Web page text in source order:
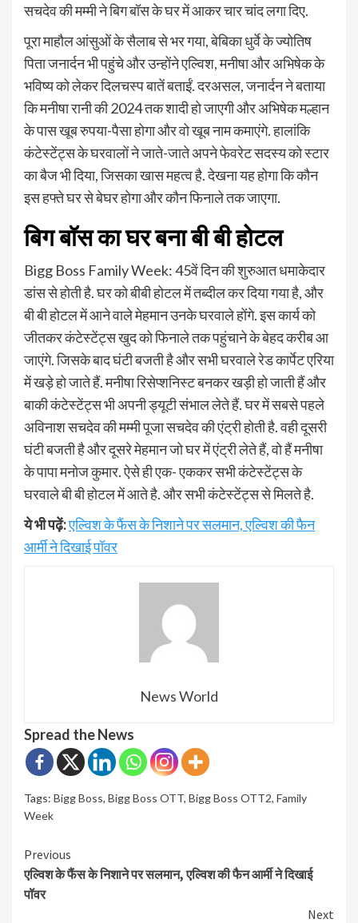
सचदेव की मम्मी ने बिग बॉस के घर में आकर चार चांद लगा दिए.
पूरा माहौल आंसुओं के सैलाब से भर गया, बेबिका धुर्वे के ज्योतिष
पिता जनार्दन भी पहुंचे और उन्होंने एल्विश, मनीषा और अभिषेक के
भविष्य को लेकर दिलचस्प बातें बताईं. दरअसल, जनार्दन ने बताया
कि मनीषा रानी की 2024 तक शादी हो जाएगी और अभिषेक मल्हान
के पास खूब रुपया-पैसा होगा और वो खूब नाम कमाएंगे. हालांकि
कंटेस्टेंट्स के घरवालों ने जाते-जाते अपने फेवरेट सदस्य को स्टार
का बैज भी दिया, जिसका खास महत्व है. देखना यह होगा कि कौन
इस हफ्ते घर से बेघर होगा और कौन फिनाले तक जाएगा.
बिग बॉस का घर बना बी बी होटल
Bigg Boss Family Week: 45वें दिन की शुरुआत धमाकेदार
डांस से होती है. घर को बीबी होटल में तब्दील कर दिया गया है, और
बी बी होटल में आने वाले मेहमान उनके घरवाले होंगे. इस कार्य को
जीतकर कंटेस्टेंट्स खुद को फिनाले तक पहुंचाने के बेहद करीब आ
जाएंगे. जिसके बाद घंटी बजती है और सभी घरवाले रेड कार्पेट एरिया
में खड़े हो जाते हैं. मनीषा रिसेप्शनिस्ट बनकर खड़ी हो जाती हैं और
बाकी कंटेस्टेंट्स भी अपनी ड्यूटी संभाल लेते हैं. घर में सबसे पहले
अविनाश सचदेव की मम्मी पूजा सचदेव की एंट्री होती है. वही दूसरी
घंटी बजती है और दूसरे मेहमान जो घर में एंट्री लेते हैं, वो हैं मनीषा
के पापा मनोज कुमार. ऐसे ही एक- एककर सभी कंटेस्टेंट्स के
घरवाले बी बी होटल में आते है. और सभी कंटेस्टेंट्स से मिलते है.
ये भी पढ़ें:एल्विश के फैंस के निशाने पर सलमान, एल्विश की फैन
आर्मी ने दिखाई पॉवर
News World
Spread the News
Tags: Bigg Boss, Bigg Boss OTT, Bigg Boss OTT2, Family
Week
Continue
Reading
Previous
एल्विश के फैंस के निशाने पर सलमान, एल्विश की फैन आर्मी ने दिखाई
पॉवर
Next